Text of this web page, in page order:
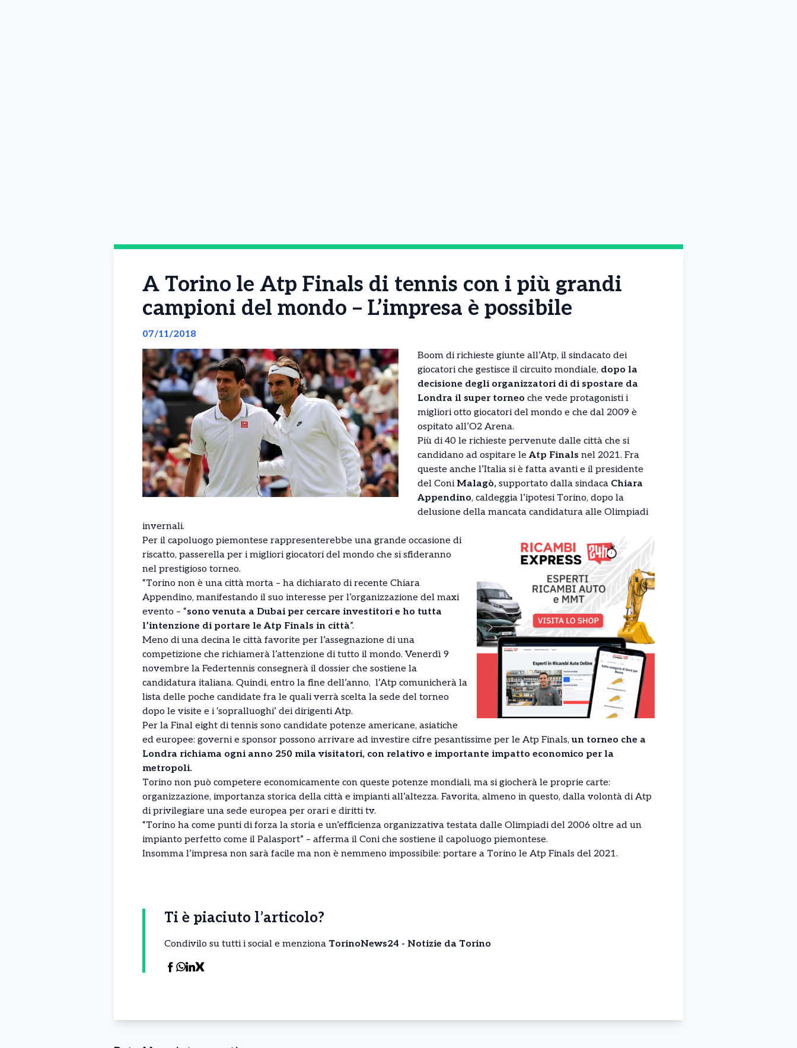
A Torino le Atp Finals di tennis con i più grandi
campioni del mondo – L’impresa è possibile
07/11/2018
Boom di richieste giunte all’Atp, il sindacato dei
giocatori che gestisce il circuito mondiale, dopo la
decisione degli organizzatori di di spostare da
Londra il super torneo che vede protagonisti i
migliori otto giocatori del mondo e che dal 2009 è
ospitato all’O2 Arena.
Più di 40 le richieste pervenute dalle città che si
candidano ad ospitare le Atp Finals nel 2021. Fra
queste anche l’Italia si è fatta avanti e il presidente
del Coni Malagò, supportato dalla sindaca Chiara
Appendino, caldeggia l’ipotesi Torino, dopo la
delusione della mancata candidatura alle Olimpiadi
invernali.
Per il capoluogo piemontese rappresenterebbe una grande occasione di
riscatto, passerella per i migliori giocatori del mondo che si sfideranno
nel prestigioso torneo.
“Torino non è una città morta – ha dichiarato di recente Chiara
Appendino, manifestando il suo interesse per l’organizzazione del maxi
evento – “sono venuta a Dubai per cercare investitori e ho tutta
l’intenzione di portare le Atp Finals in città”.
Meno di una decina le città favorite per l’assegnazione di una
competizione che richiamerà l’attenzione di tutto il mondo. Venerdì 9
novembre la Federtennis consegnerà il dossier che sostiene la
candidatura italiana. Quindi, entro la fine dell’anno, l’Atp comunicherà la
lista delle poche candidate fra le quali verrà scelta la sede del torneo
dopo le visite e i ‘sopralluoghi’ dei dirigenti Atp.
Per la Final eight di tennis sono candidate potenze americane, asiatiche
ed europee: governi e sponsor possono arrivare ad investire cifre pesantissime per le Atp Finals,un torneo che a
Londra richiama ogni anno 250 mila visitatori, con relativo e importante impatto economico per la
metropoli.
Torino non può competere economicamente con queste potenze mondiali, ma si giocherà le proprie carte:
organizzazione, importanza storica della città e impianti all’altezza. Favorita, almeno in questo, dalla volontà di Atp
di privilegiare una sede europea per orari e diritti tv.
“Torino ha come punti di forza la storia e un’efficienza organizzativa testata dalle Olimpiadi del 2006 oltre ad un
impianto perfetto come il Palasport” – afferma il Coni che sostiene il capoluogo piemontese.
Insomma l’impresa non sarà facile ma non è nemmeno impossibile: portare a Torino le Atp Finals del 2021.
Ti è piaciuto l’articolo?
Condivilo su tutti i social e menziona TorinoNews24 - Notizie da Torino